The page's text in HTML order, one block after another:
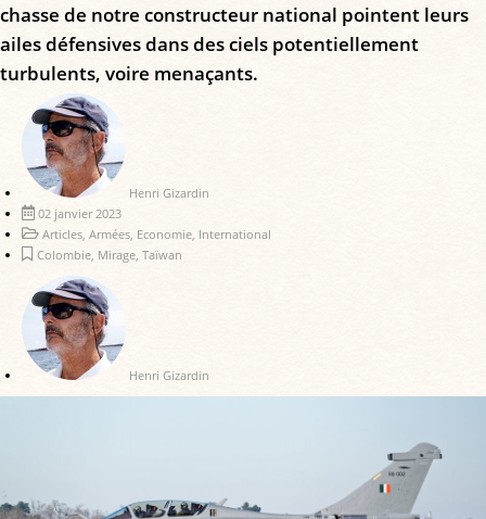
chasse de notre constructeur national pointent leurs
ailes défensives dans des ciels potentiellement
turbulents, voire menaçants.
Henri Gizardin
02 janvier 2023
Articles Armées Economie International
Colombie Mirage Taïwan
Henri Gizardin